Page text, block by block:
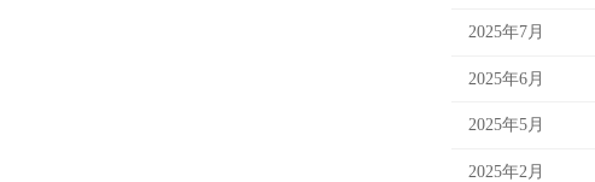
2025年7月
2025年6月
2025年5月
2025年2月